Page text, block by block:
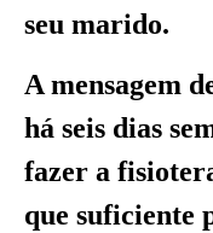
seu marido.
A mensagem
há seis dias
fazer a
que suficiente